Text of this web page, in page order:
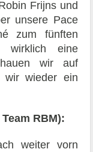
Frijns und
unsere Pace
zum fünften
eine
wir auf
wir wieder ein
RBM):
weiter vorn